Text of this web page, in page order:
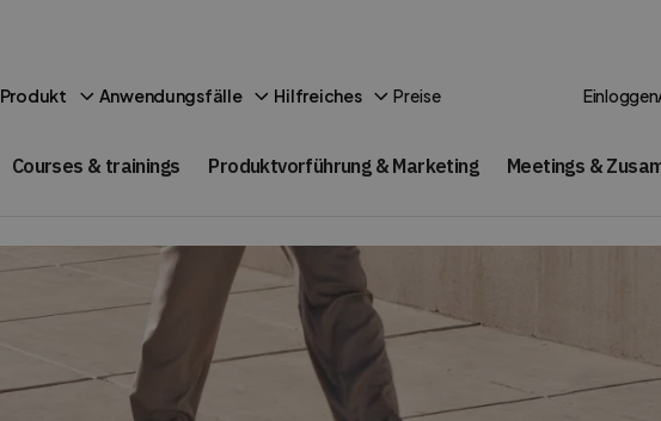
Produkt Anwendungsfälle Hilfreiches Preise Einloggen
Courses & trainings Produktvorführung & Marketing Meetings &